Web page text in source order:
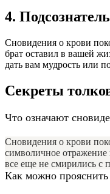
4.
Сновидения о крови
брат оставил в вашей
дать вам мудрость или
Секреты
Что означают
Сновидения о крови
символичное отражение
все еще не смирились с
Как можно прояснить